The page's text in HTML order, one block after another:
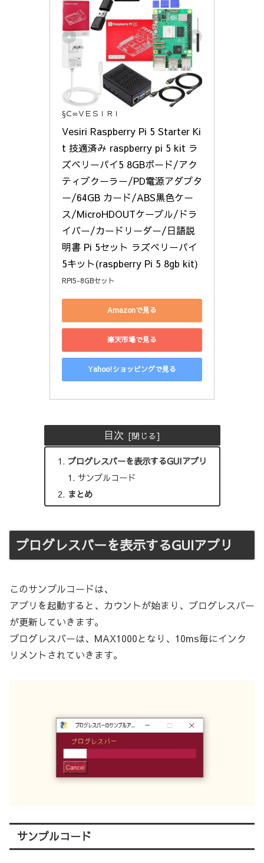
§Ｃ∞ＶＥＳＩＲＩ
Vesiri Raspberry Pi 5 Starter Ki
t 技適済み raspberry pi 5 kit ラ
ズベリーパイ5 8GBボード/アク
ティブクーラー/PD電源アダプタ
ー/64GB カード/ABS黒色ケー
ス/MicroHDOUTケーブル/ドラ
イバー/カードリーダー/日語説
明書 Pi 5セット ラズベリーパイ
5キット(raspberry Pi 5 8gb kit)
RPI5-8GBセット
Amazonで見る
楽天市場で見る
Yahoo!ショッピングで見る
目次
プログレスバーを表示するGUIアプリ
サンプルコード
まとめ
プログレスバーを表示するGUIアプリ
このサンプルコードは、
アプリを起動すると、カウントが始まり、プログレスバー
が更新していきます。
プログレスバーは、MAX1000となり、10ms毎にインク
リメントされていきます。
サンプルコード